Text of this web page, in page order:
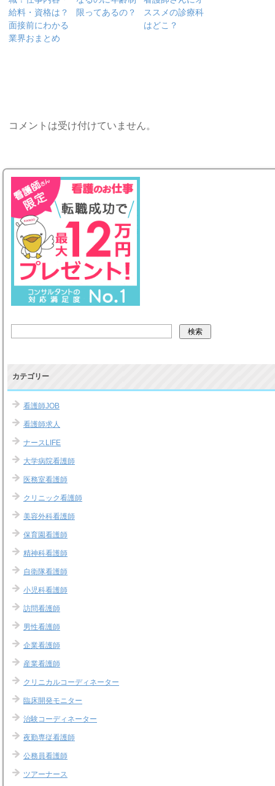
給料・資格は？
面接前にわかる
業界おまとめ
限ってあるの？
ススメの診療科
はどこ？
コメントは受け付けていません。
カテゴリー
看護師JOB
看護師求人
ナースLIFE
大学病院看護師
医務室看護師
クリニック看護師
美容外科看護師
保育園看護師
精神科看護師
自衛隊看護師
小児科看護師
訪問看護師
男性看護師
企業看護師
産業看護師
クリニカルコーディネーター
臨床開発モニター
治験コーディネーター
夜勤専従看護師
公務員看護師
ツアーナース